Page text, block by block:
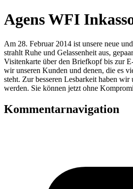
Agens WFI
Am 28. Februar 2014 ist unsere neue
strahlt Ruhe und Gelassenheit aus,
Visitenkarte über den Briefkopf bis zur
wir unseren Kunden und denen, die es
steht. Zur besseren Lesbarkeit haben
werden. Sie können jetzt ohne
Kommentarnavigation